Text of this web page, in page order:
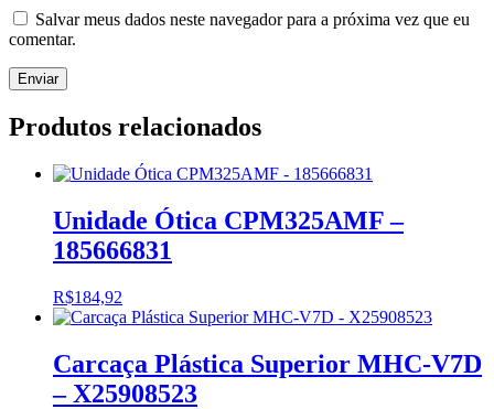
Salvar meus dados neste navegador para a próxima vez que eu
comentar.
Produtos relacionados
Unidade Ótica CPM325AMF –
185666831
R$184,92
Carcaça Plástica Superior MHC-V7D
– X25908523